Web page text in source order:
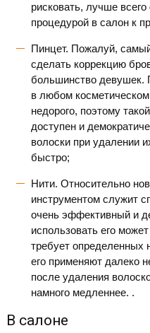
рисковать, лучше всего
процедурой в салон к
Пинцет. Пожалуй,
сделать коррекцию
большинство девушек.
в любом
недорого, поэтому
доступен и
волоски при удалении
быстро;
Нити. Относительно
инструментом служит
очень эффективный и
использовать его
требует определенных
его применяют далеко
после удаления
намного медленнее. .
В салоне